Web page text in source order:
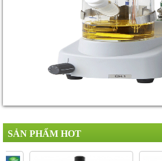
SẢN PHẨM HOT